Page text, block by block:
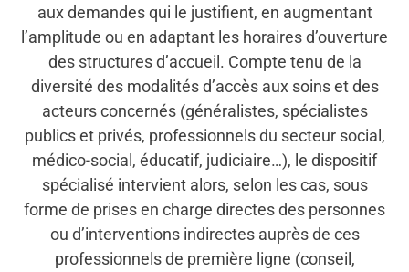
aux demandes qui le justifient, en augmentant
l’amplitude ou en adaptant les horaires d’ouverture
des structures d’accueil. Compte tenu de la
diversité des modalités d’accès aux soins et des
acteurs concernés (généralistes, spécialistes
publics et privés, professionnels du secteur social,
médico-social, éducatif, judiciaire…), le dispositif
spécialisé intervient alors, selon les cas, sous
forme de prises en charge directes des personnes
ou d’interventions indirectes auprès de ces
professionnels de première ligne (conseil,